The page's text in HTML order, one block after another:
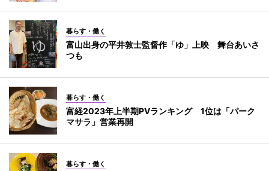
暮らす・働く
富山出身の平井敦士監督作「ゆ」上映 舞台あいさ
つも
暮らす・働く
富経2023年上半期PVランキング 1位は「パーク
マサラ」営業再開
暮らす・働く